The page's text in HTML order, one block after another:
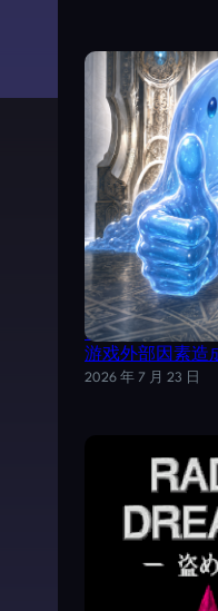
试以AI分析《魔
游戏外部因素造
2026 年 7 月 23 日